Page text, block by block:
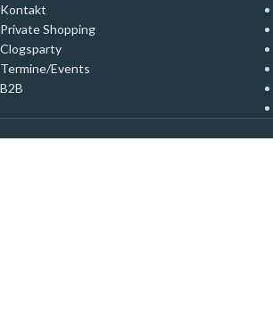
Kontakt
Private Shopping
Clogsparty
Termine/Events
B2B